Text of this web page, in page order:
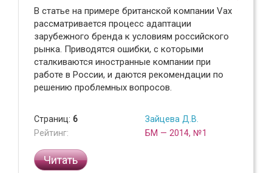
В статье на примере британской компании Vax
рассматривается процесс адаптации
зарубежного бренда к условиям российского
рынка. Приводятся ошибки, с которыми
сталкиваются иностранные компании при
работе в России, и даются рекомендации по
решению проблемных вопросов.
Страниц: 6
Рейтинг:
Зайцева Д.В.
БМ — 2014, №1
Читать